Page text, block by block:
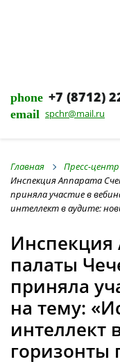
phone +7 (8712)
email spchr@mail.ru
Главная Пресс-центр
Инспекция Аппарата
приняла участие в
интеллект в аудите:
Инспекция
палаты
приняла
на тему:
интеллект
горизонты